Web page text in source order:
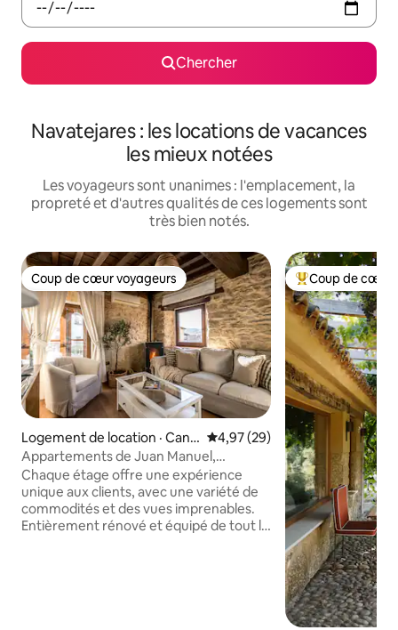
Chercher
Navatejares : les locations de vacances
les mieux notées
Les voyageurs sont unanimes : l'emplacement, la
propreté et d'autres qualités de ces logements sont
très bien notés.
Coup de cœur voyageurs
Coup de cœur voyageurs
Logement de location · Cand
elario
Note moyenne de 4,97 sur 5,
4,97 (29)
Appartements de Juan Manuel,
Appartement puente...
Chaque étage offre une expérience
unique aux clients, avec une variété de
commodités et des vues imprenables.
Entièrement rénové et équipé de tout le
Coup de cœur
Coup de cœur